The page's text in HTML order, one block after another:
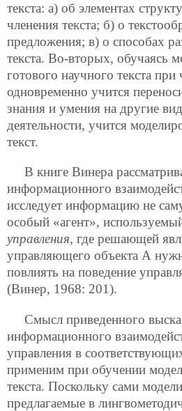
текста: а) об элементах
членения текста; б) о
предложения; в) о способах
текста. Во-вторых, обучаясь
готового научного текста при
одновременно учится
знания и умения на другие
деятельности, учится
текст.
В книге Винера
информационного
исследует информацию не
особый «агент»,
управления, где решающей
управляющего объекта А
повлиять на поведение
(Винер, 1968: 201).
Смысл приведенного
информационного
управления в
применим при обучении
текста. Поскольку сами
предлагаемые в